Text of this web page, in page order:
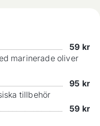
59 kr
marinerade oliver
95 kr
tillbehör
59 kr